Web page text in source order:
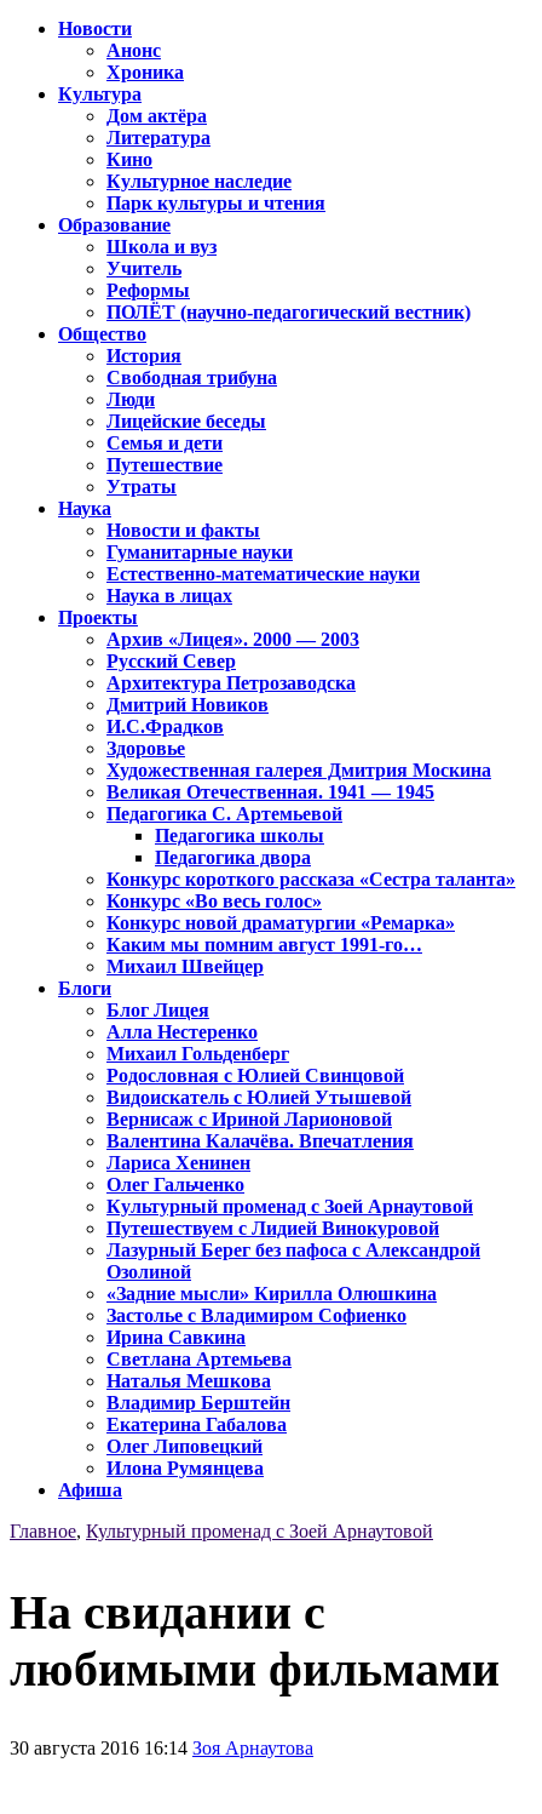
Новости
Анонс
Хроника
Культура
Дом актёра
Литература
Кино
Культурное наследие
Парк культуры и чтения
Образование
Школа и вуз
Учитель
Реформы
ПОЛЁТ (научно-педагогический вестник)
Общество
История
Свободная трибуна
Люди
Лицейские беседы
Семья и дети
Путешествие
Утраты
Наука
Новости и факты
Гуманитарные науки
Естественно-математические науки
Наука в лицах
Проекты
Архив «Лицея». 2000 — 2003
Русский Север
Архитектура Петрозаводска
Дмитрий Новиков
И.С.Фрадков
Здоровье
Художественная галерея Дмитрия Москина
Великая Отечественная. 1941 — 1945
Педагогика С. Артемьевой
Педагогика школы
Педагогика двора
Конкурс короткого рассказа «Сестра таланта»
Конкурс «Во весь голос»
Конкурс новой драматургии «Ремарка»
Каким мы помним август 1991-го…
Михаил Швейцер
Блоги
Блог Лицея
Алла Нестеренко
Михаил Гольденберг
Родословная с Юлией Свинцовой
Видоискатель с Юлией Утышевой
Вернисаж с Ириной Ларионовой
Валентина Калачёва. Впечатления
Лариса Хенинен
Олег Гальченко
Культурный променад с Зоей Арнаутовой
Путешествуем с Лидией Винокуровой
Лазурный Берег без пафоса с Александрой
Озолиной
«Задние мысли» Кирилла Олюшкина
Застолье с Владимиром Софиенко
Ирина Савкина
Светлана Артемьева
Наталья Мешкова
Владимир Берштейн
Екатерина Габалова
Олег Липовецкий
Илона Румянцева
Афиша
Главное, Культурный променад с Зоей Арнаутовой
На свидании с
любимыми фильмами
30 августа 2016 16:14 Зоя Арнаутова